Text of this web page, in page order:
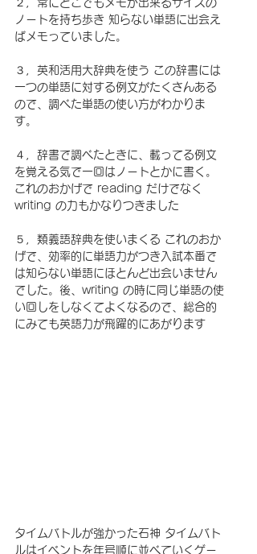
ノートを持ち歩き 知らない単語に出会え
ばメモっていました。
３，英和活用大辞典を使う この辞書には
一つの単語に対する例文がたくさんある
ので、調べた単語の使い方がわかりま
す。
４，辞書で調べたときに、載ってる例文
を覚える気で一回はノートとかに書く。
これのおかげで reading だけでなく
writing の力もかなりつきました
５，類義語辞典を使いまくる これのおか
げで、効率的に単語力がつき入試本番で
は知らない単語にほとんど出会いません
でした。後、writing の時に同じ単語の使
い回しをしなくてよくなるので、総合的
にみても英語力が飛躍的にあがります
タイムバトルが強かった石神 タイムバト
ルはイベントを年号順に並べていくゲー